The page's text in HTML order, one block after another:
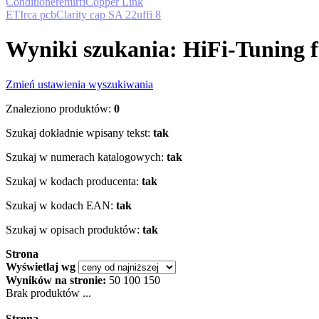
ETIrca pcbClarity cap SA 22uffi 8
Wyniki szukania: HiFi-Tuning
Zmień ustawienia wyszukiwania
Znaleziono produktów: 0
Szukaj dokładnie wpisany tekst: tak
Szukaj w numerach katalogowych: tak
Szukaj w kodach producenta: tak
Szukaj w kodach EAN: tak
Szukaj w opisach produktów: tak
Strona
Wyświetlaj wg
Wyników na stronie: 50 100 150
Brak produktów ...